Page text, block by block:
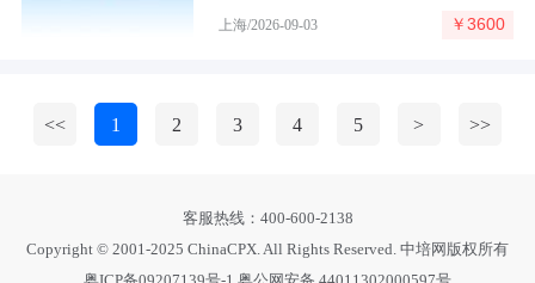
上海/2026-09-03 ￥3600
<< 1 2 3 4 5 > >>
客服热线：400-600-2138
Copyright © 2001-2025 ChinaCPX. All Rights Reserved. 中培网版权所有